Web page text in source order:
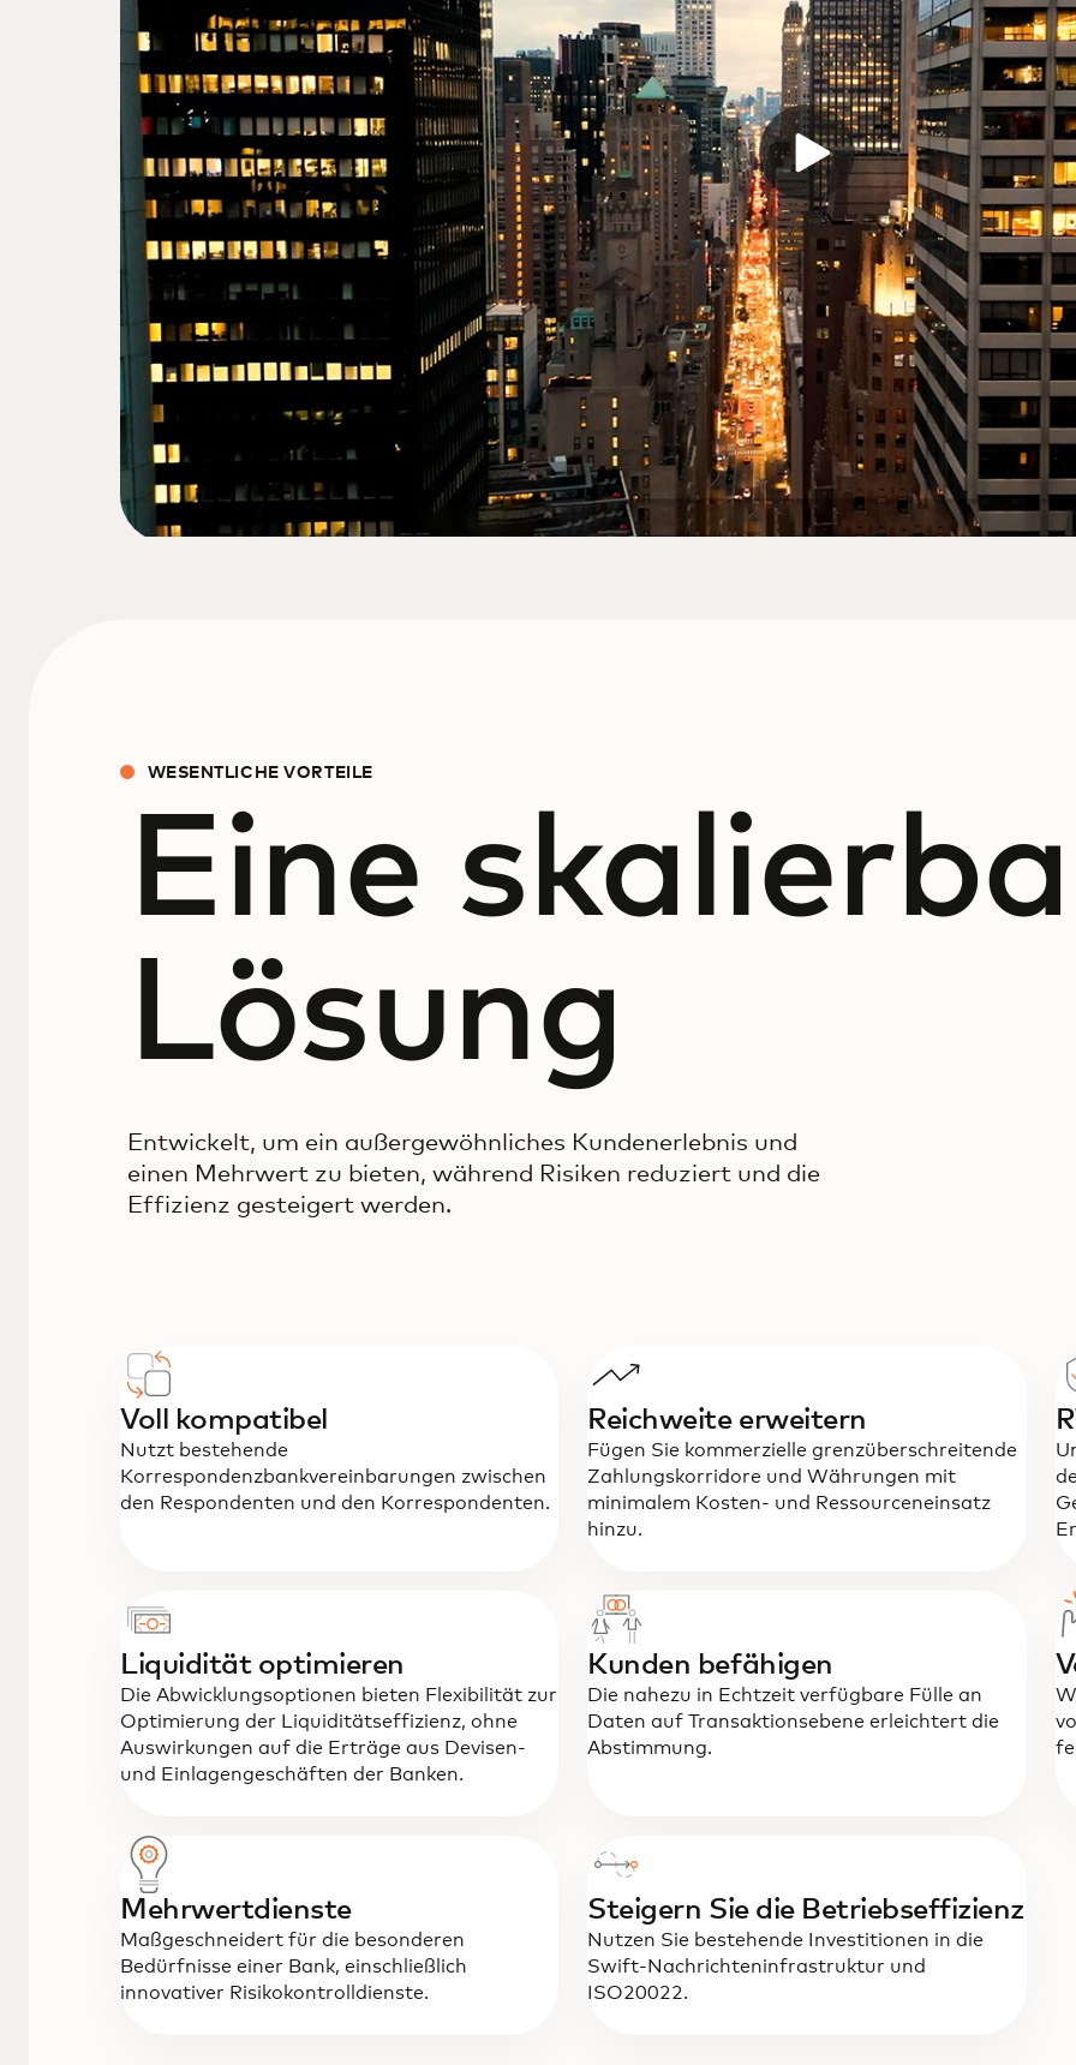
WESENTLICHE VORTEILE
Eine
Lösung
Entwickelt, um ein außergewöhnliches Kundenerlebnis und
einen Mehrwert zu bieten, während Risiken reduziert und die
Effizienz gesteigert werden.
Voll kompatibel
Nutzt bestehende
Korrespondenzbankvereinbarungen zwischen
den Respondenten und den Korrespondenten.
Reichweite erweitern
Fügen Sie kommerzielle grenzüberschreitende
Zahlungskorridore und Währungen mit
minimalem Kosten- und Ressourceneinsatz
hinzu.
Liquidität optimieren
Die Abwicklungsoptionen bieten Flexibilität zur
Optimierung der Liquiditätseffizienz, ohne
Auswirkungen auf die Erträge aus Devisen-
und Einlagengeschäften der Banken.
Kunden befähigen
Die nahezu in Echtzeit verfügbare Fülle an
Daten auf Transaktionsebene erleichtert die
Abstimmung.
Mehrwertdienste
Maßgeschneidert für die besonderen
Bedürfnisse einer Bank, einschließlich
innovativer Risikokontrolldienste.
Steigern Sie die Betriebseffizienz
Nutzen Sie bestehende Investitionen in die
Swift-Nachrichteninfrastruktur und
ISO20022.